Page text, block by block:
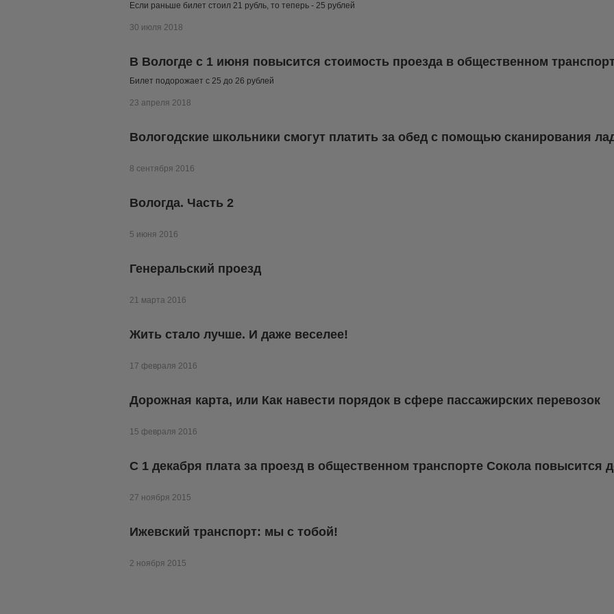
Если раньше билет стоил 21 рубль, то теперь - 25 рублей
30 июля 2018
В Вологде с 1 июня повысится стоимость проезда в общественном
Билет подорожает с 25 до 26 рублей
23 апреля 2018
Вологодские школьники смогут платить за обед с помощью сканирования
8 сентября 2016
Вологда. Часть 2
5 июня 2016
Генеральский проезд
21 марта 2016
Жить стало лучше. И даже веселее!
17 февраля 2016
Дорожная карта, или Как навести порядок в сфере пассажирских перевозок
15 февраля 2016
С 1 декабря плата за проезд в общественном транспорте Сокола повысится
27 ноября 2015
Ижевский транспорт: мы с тобой!
2 ноября 2015